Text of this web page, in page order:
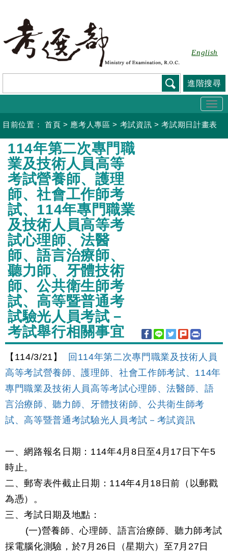
要
容
English
進階搜尋
目前位置： 首頁 > 應考人專區 > 考試資訊 >考試期日計畫表
:::
114年第二次專門職
業及技術人員高等
考試營養師、護理
師、社會工作師考
試、114年專門職業
及技術人員高等考
試心理師、法醫
師、語言治療師、
聽力師、牙體技術
師、公共衛生師考
試、高等暨普通考
試驗光人員考試－
考試舉行相關事宜
【114/3/21】
回114年第二次專門職業及技術人員
高等考試營養師、護理師、社會工作師考試、114年
專門職業及技術人員高等考試心理師、法醫師、語
言治療師、聽力師、牙體技術師、公共衛生師考
試、高等暨普通考試驗光人員考試－考試資訊
一、網路報名日期：114年4月8日至4月17日下午5
時止。
二、郵寄表件截止日期：114年4月18日前（以郵戳
為憑）。
三、考試日期及地點：
(一)營養師、心理師、語言治療師、聽力師考試
採電腦化測驗，於7月26日（星期六）至7月27日